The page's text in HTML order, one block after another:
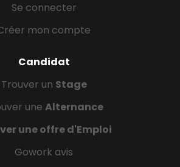
Se connecter
mon compte
Candidat
Trouver un Stage
une Alternance
une offre d'Emploi
Gowork avis